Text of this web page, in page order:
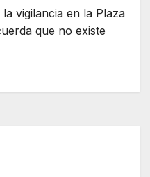
vigilancia en la Plaza
que no existe